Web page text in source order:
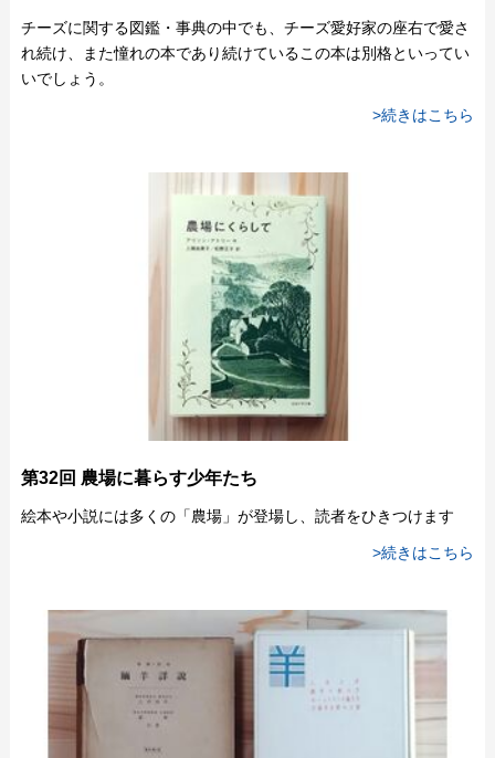
チーズに関する図鑑・事典の中でも、チーズ愛好家の座右で愛さ
れ続け、また憧れの本であり続けているこの本は別格といってい
いでしょう。
>続きはこちら
第32回 農場に暮らす少年たち
絵本や小説には多くの「農場」が登場し、読者をひきつけます
>続きはこちら